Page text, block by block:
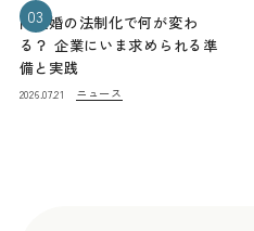
03
同性婚の法制化で何が変わ
る？ 企業にいま求められる準
備と実践
2026.07.21 ニュース